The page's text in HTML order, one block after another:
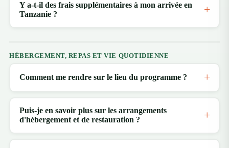
Y a-t-il des frais supplémentaires à mon arrivée en
Tanzanie ?
HÉBERGEMENT, REPAS ET VIE QUOTIDIENNE
Comment me rendre sur le lieu du programme ?
Puis-je en savoir plus sur les arrangements
d'hébergement et de restauration ?